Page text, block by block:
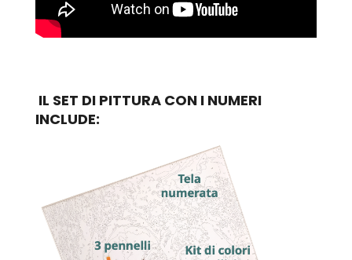
IL SET DI PITTURA CON I NUMERI
INCLUDE: